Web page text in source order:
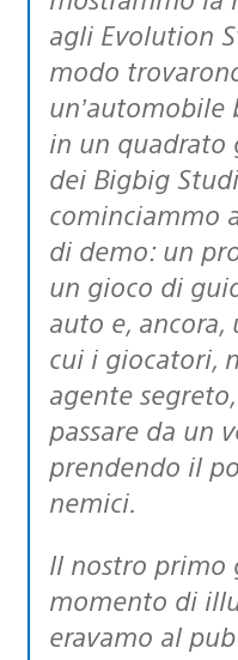
agli Evolution
modo
un’automobile
in un quadrato
dei Bigbig
cominciammo
di demo: un
un gioco di
auto e,
cui i giocatori,
agente
passare da un
prendendo il
nemici.
Il nostro primo gioco risale a un
momento di
eravamo al